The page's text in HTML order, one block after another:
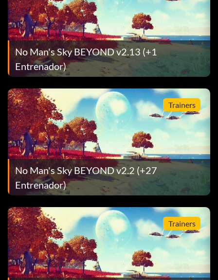
No Man's Sky BEYOND v2.13 (+1
Entrenador)
Trainers
No Man's Sky BEYOND v2.2 (+27
Entrenador)
Trainers